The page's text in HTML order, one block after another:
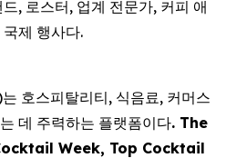
, 로스터, 업계 전문가, 커피 애
제 행사다.
호스피탈리티, 식음료, 커머스
데 주력하는 플랫폼이다. The
Week, Top Cocktail